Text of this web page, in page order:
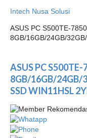
Intech Nusa Solusi
ASUS PC S500TE-
8GB/16GB/24GB/
ASUS PC
8GB/16GB/24GB/
SSD WIN11HSL